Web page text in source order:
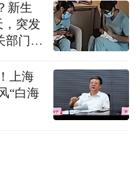
新生
，突发
部门已
上海
“白海